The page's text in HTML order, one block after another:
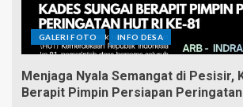
GALERI FOTO INFO DESA
Menjaga Nyala Semangat di Pesisir,
Berapit Pimpin Persiapan Peringatan